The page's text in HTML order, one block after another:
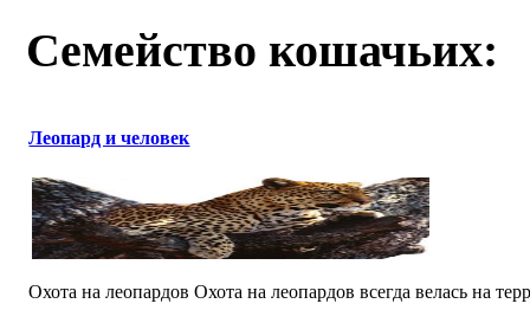
Семейство кошачьих:
Леопард и человек
Охота на леопардов Охота на леопардов всегда велась на